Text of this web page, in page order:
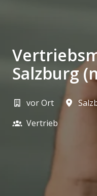
Salzburg
vor Ort
Vertrieb